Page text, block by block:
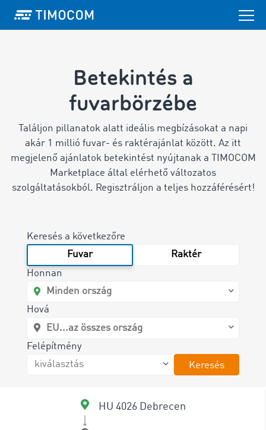
Betekintés a
fuvarbörzébe
Találjon pillanatok alatt ideális megbízásokat a napi
akár 1 millió fuvar- és raktérajánlat között. Az itt
megjelenő ajánlatok betekintést nyújtanak a TIMOCOM
Marketplace által elérhető változatos
szolgáltatásokból. Regisztráljon a teljes hozzáférésért!
Keresés a következőre
Fuvar
Raktér
Honnan
Hová
Felépítmény
Keresés
HU 4026 Debrecen